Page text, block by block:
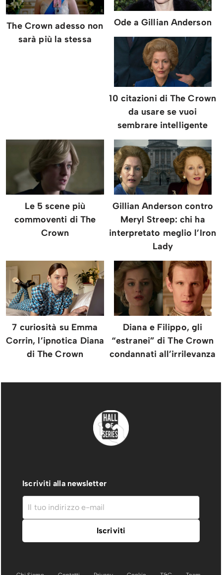
The Crown adesso non
sarà più la stessa
Ode a Gillian Anderson
10 citazioni di The Crown
da usare se vuoi
sembrare intelligente
Le 5 scene più
commoventi di The
Crown
Gillian Anderson contro
Meryl Streep: chi ha
interpretato meglio l’Iron
Lady
7 curiosità su Emma
Corrin, l’ipnotica Diana
di The Crown
Diana e Filippo, gli
“estranei” di The Crown
condannati all’irrilevanza
Iscriviti alla newsletter